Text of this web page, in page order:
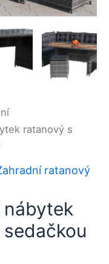
ratanový s
ratanový
nábytek